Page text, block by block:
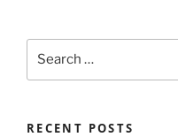
RECENT POSTS